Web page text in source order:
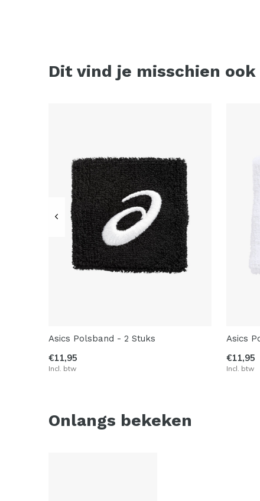
Dit vind je misschien
Asics Polsband - 2 Stuks
€11,95
Incl. btw
Asics
€11,95
Incl. btw
Onlangs bekeken